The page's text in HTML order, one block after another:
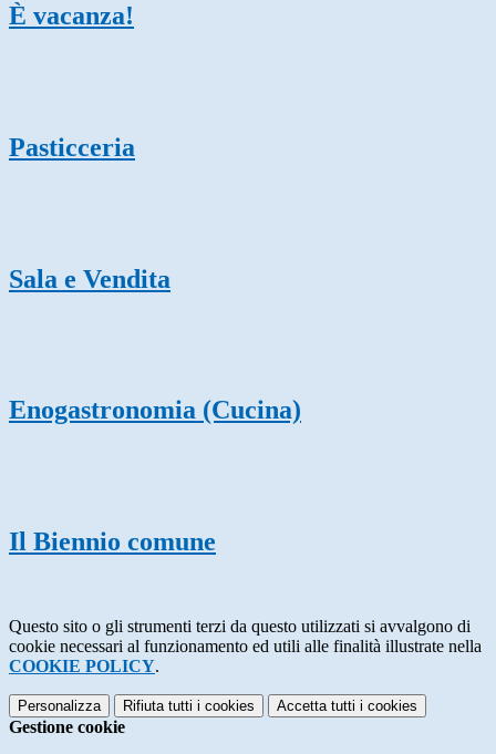
È vacanza!
Pasticceria
Sala e Vendita
Enogastronomia (Cucina)
Il Biennio comune
Questo sito o gli strumenti terzi da questo utilizzati si avvalgono di
cookie necessari al funzionamento ed utili alle finalità illustrate nella
COOKIE POLICY.
Personalizza Rifiuta tutti i cookies Accetta tutti i cookies
Gestione cookie